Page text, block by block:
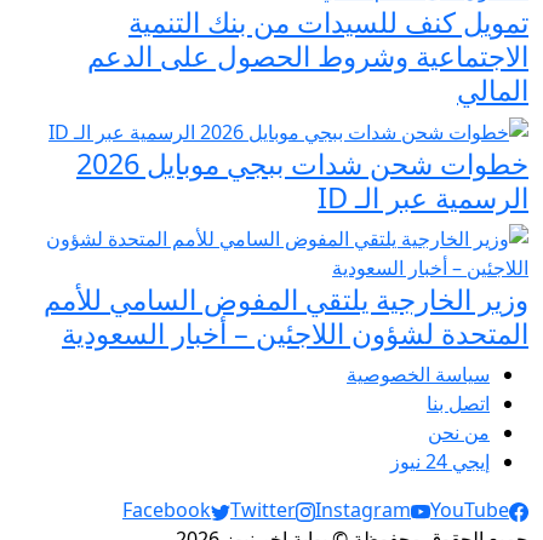
تمويل كنف للسيدات من بنك التنمية
الاجتماعية وشروط الحصول على الدعم
المالي
خطوات شحن شدات ببجي موبايل 2026
الرسمية عبر الـ ID
وزير الخارجية يلتقي المفوض السامي للأمم
المتحدة لشؤون اللاجئين – أخبار السعودية
سياسة الخصوصية
اتصل بنا
من نحن
إيجي 24 نيوز
Social Links
Facebook Twitter Instagram
YouTube